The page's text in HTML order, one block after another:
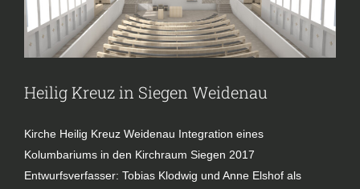
Heilig Kreuz in Siegen Weidenau
Kirche Heilig Kreuz Weidenau Integration eines
Kolumbariums in den Kirchraum Siegen 2017
Entwurfsverfasser: Tobias Klodwig und Anne Elshof als